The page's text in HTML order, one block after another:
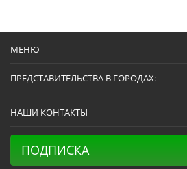
МЕНЮ
ПРЕДСТАВИТЕЛЬСТВА В ГОРОДАХ:
НАШИ КОНТАКТЫ
ПОДПИСКА